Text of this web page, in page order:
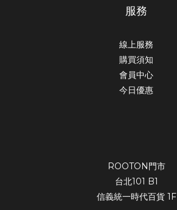
服務
線上服務
購買須知
會員中心
今日優惠
ROOTON門市
台北101 B1
信義統一時代百貨 1F